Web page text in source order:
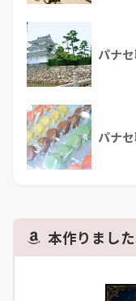
パナ
パナ
本作りました